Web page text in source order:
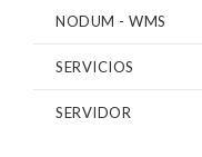
NODUM - WMS
SERVICIOS
SERVIDOR